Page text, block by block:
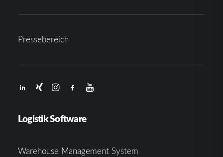
Pressebereich
Logistik Software
Warehouse Management System